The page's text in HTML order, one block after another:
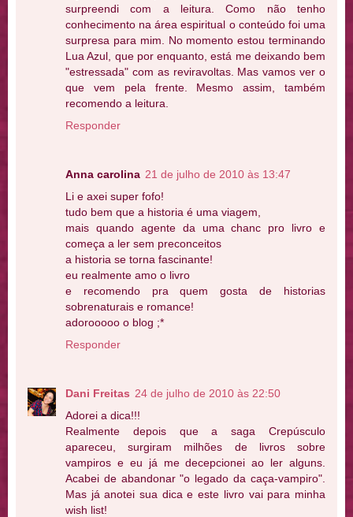
surpreendi com a leitura. Como não tenho
conhecimento na área espiritual o conteúdo foi uma
surpresa para mim. No momento estou terminando
Lua Azul, que por enquanto, está me deixando bem
"estressada" com as reviravoltas. Mas vamos ver o
que vem pela frente. Mesmo assim, também
recomendo a leitura.
Responder
Anna carolina 21 de julho de 2010 às 13:47
Li e axei super fofo!
tudo bem que a historia é uma viagem,
mais quando agente da uma chanc pro livro e
começa a ler sem preconceitos
a historia se torna fascinante!
eu realmente amo o livro
e recomendo pra quem gosta de historias
sobrenaturais e romance!
adorooooo o blog ;*
Responder
Dani Freitas 24 de julho de 2010 às 22:50
Adorei a dica!!!
Realmente depois que a saga Crepúsculo
apareceu, surgiram milhões de livros sobre
vampiros e eu já me decepcionei ao ler alguns.
Acabei de abandonar "o legado da caça-vampiro".
Mas já anotei sua dica e este livro vai para minha
wish list!